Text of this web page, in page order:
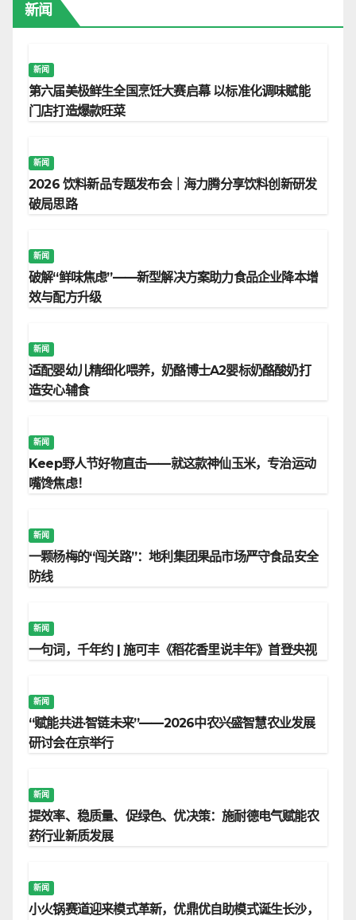
新闻
新闻
第六届美极鲜生全国烹饪大赛启幕 以标准化调味赋能
门店打造爆款旺菜
新闻
2026 饮料新品专题发布会｜海力腾分享饮料创新研发
破局思路
新闻
破解“鲜味焦虑”——新型解决方案助力食品企业降本增
效与配方升级
新闻
适配婴幼儿精细化喂养，奶酪博士A2婴标奶酪酸奶打
造安心辅食
新闻
Keep野人节好物直击——就这款神仙玉米，专治运动
嘴馋焦虑！
新闻
一颗杨梅的“闯关路”：地利集团果品市场严守食品安全
防线
新闻
一句词，千年约 | 施可丰《稻花香里说丰年》首登央视
新闻
“赋能共进·智链未来”——2026中农兴盛智慧农业发展
研讨会在京举行
新闻
提效率、稳质量、促绿色、优决策：施耐德电气赋能农
药行业新质发展
新闻
小火锅赛道迎来模式革新，优鼎优自助模式诞生长沙，